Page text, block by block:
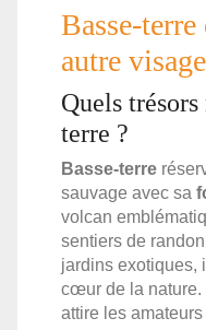
Basse-
autre
Quels
terre ?
Basse-terre
sauvage avec sa
volcan
sentiers de
jardins exotiques,
cœur de la nature.
attire les amateurs